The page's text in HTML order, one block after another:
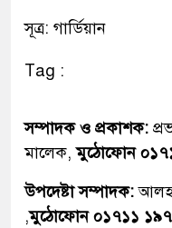
সূত্র: গার্ডিয়ান
Tag :
সম্পাদক ও প্রকাশক:
মালেক,মুঠোফোন
উপদেষ্টা সম্পাদক:
,মুঠোফোন ০১৭১১